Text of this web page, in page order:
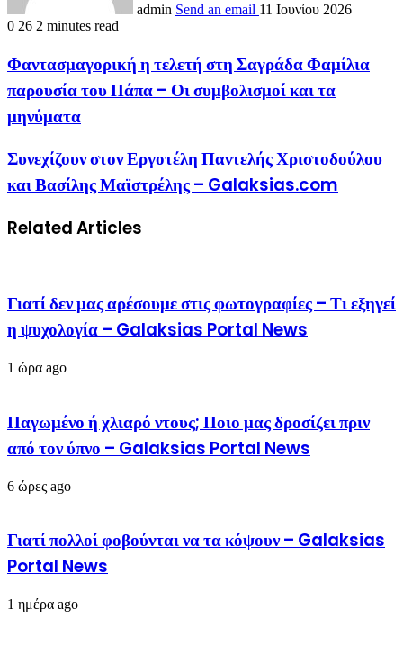
admin Send an email 11 Ιουνίου 2026
0 26 2 minutes read
Φαντασμαγορική η τελετή στη Σαγράδα Φαμίλια
παρουσία του Πάπα – Οι συμβολισμοί και τα
μηνύματα
Συνεχίζουν στον Εργοτέλη Παντελής Χριστοδούλου
και Βασίλης Μαϊστρέλης – Galaksias.com
Related Articles
Γιατί δεν μας αρέσουμε στις φωτογραφίες – Τι εξηγεί
η ψυχολογία – Galaksias Portal News
1 ώρα ago
Παγωμένο ή χλιαρό ντους; Ποιο μας δροσίζει πριν
από τον ύπνο – Galaksias Portal News
6 ώρες ago
Γιατί πολλοί φοβούνται να τα κόψουν – Galaksias
Portal News
1 ημέρα ago